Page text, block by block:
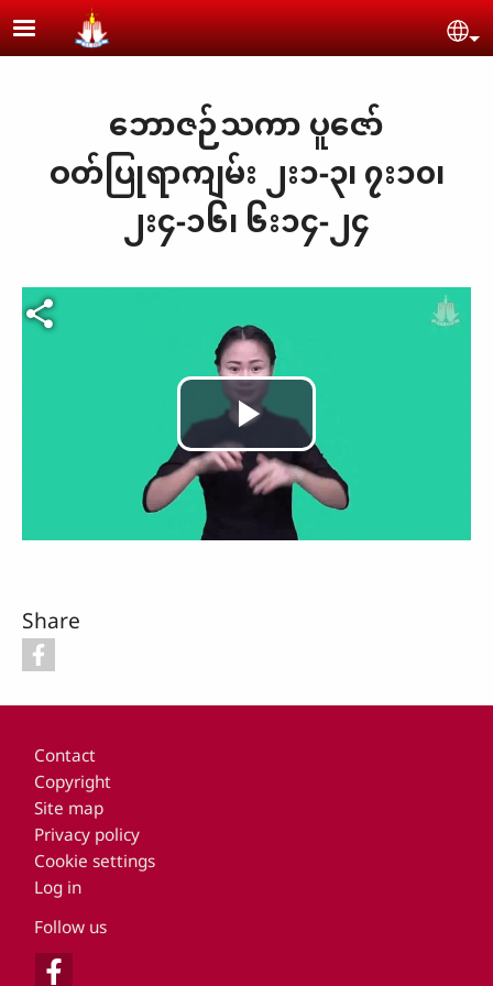
Skip to main content
ဘောဇဉ်သကာ ပူဇော်
ဝတ်ပြုရာကျမ်း ၂း၁-၃၊ ၇း၁၀၊
၂း၄-၁၆၊ ၆း၁၄-၂၄
Video file
Play
Video
Share
Contact
Copyright
Site map
Privacy policy
Cookie settings
Log in
Follow us